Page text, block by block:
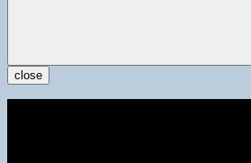
close